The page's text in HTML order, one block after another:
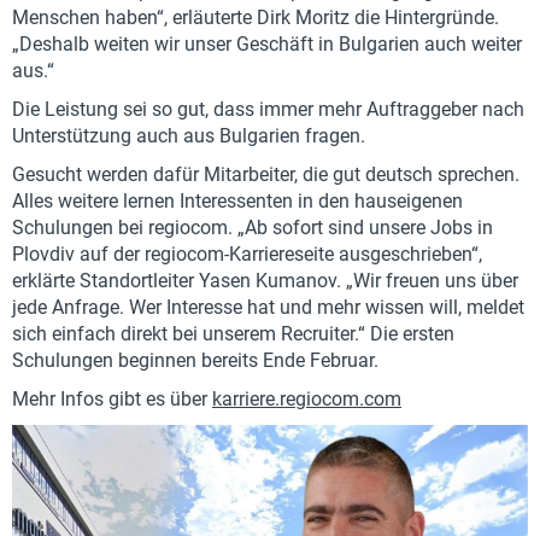
Menschen haben“, erläuterte Dirk Moritz die Hintergründe.
„Deshalb weiten wir unser Geschäft in Bulgarien auch weiter
aus.“
Die Leistung sei so gut, dass immer mehr Auftraggeber nach
Unterstützung auch aus Bulgarien fragen.
Gesucht werden dafür Mitarbeiter, die gut deutsch sprechen.
Alles weitere lernen Interessenten in den hauseigenen
Schulungen bei regiocom. „Ab sofort sind unsere Jobs in
Plovdiv auf der regiocom-Karriereseite ausgeschrieben“,
erklärte Standortleiter Yasen Kumanov. „Wir freuen uns über
jede Anfrage. Wer Interesse hat und mehr wissen will, meldet
sich einfach direkt bei unserem Recruiter.“ Die ersten
Schulungen beginnen bereits Ende Februar.
Mehr Infos gibt es über karriere.regiocom.com